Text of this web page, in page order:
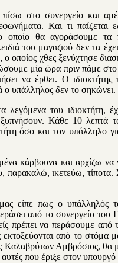
πίσω στο συνεργείο και
Και τι
οποίο θα αγοράσουμε τα
του μαγαζιού δεν τα
οποίος χθες ξενύχτησε
μία ώρα πριν πάμε στο
να έρθει. Ο ιδιοκτήτης
ο υπάλληλος δεν το
του ιδιοκτήτη,
Κάθε 10 λεπτά
όσο και τον υπάλληλο
κάρβουνα και αρχίζω
παρακαλώ, ικετεύω, τίποτα.
είπε πως ο υπάλληλός
από το συνεργείο του
πρέπει να περάσουμε από
εκτοξεύονται από το στόμα
Καλαβρύτων Αμβρόσιος, θα
που έριξε στον